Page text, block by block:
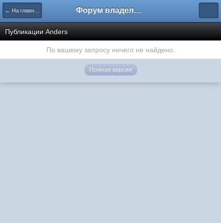
← На главную Форум владельцев интернет-магазинов
Публикации Anders
По вашему запросу ничего не найдено.
Полная версия